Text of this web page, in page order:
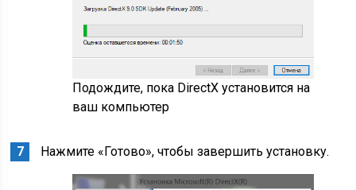
Подождите, пока DirectX установится на
ваш компьютер
Нажмите «Готово», чтобы завершить установку.